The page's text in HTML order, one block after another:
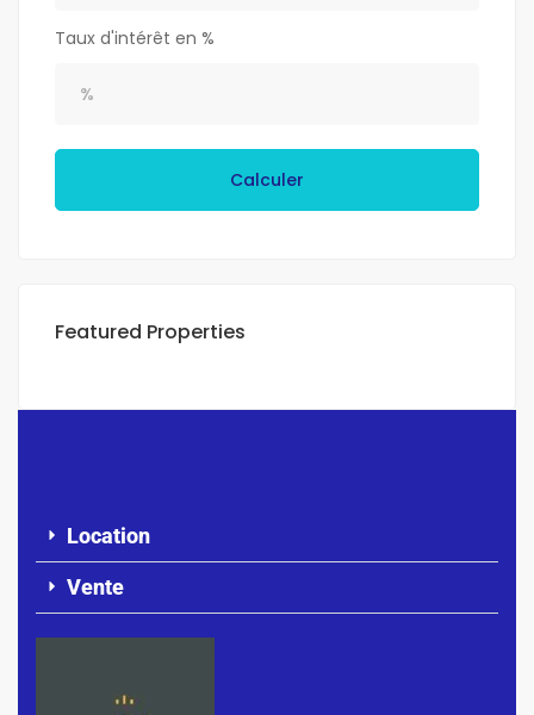
Taux d'intérêt en %
Calculer
Featured Properties
Location
Vente